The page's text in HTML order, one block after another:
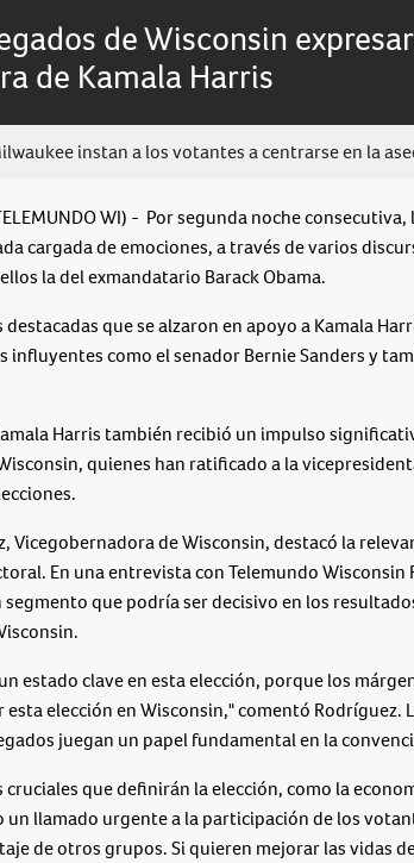
de Wisconsin
de Kamala Harris
instan a los votantes a centrarse en la
WI) - Por segunda noche
cargada de emociones, a través de varios
la del exmandatario Barack Obama.
destacadas que se alzaron en apoyo a Kamala
influyentes como el senador Bernie Sanders y
Harris también recibió un impulso
quienes han ratificado a la
Vicegobernadora de Wisconsin, destacó la
En una entrevista con Telemundo
que podría ser decisivo en los
estado clave en esta elección, porque los
esta elección en Wisconsin," comentó Rodríguez.
juegan un papel fundamental en la
cruciales que definirán la elección, como la
un llamado urgente a la participación de los
de otros grupos. Si quieren mejorar las vidas